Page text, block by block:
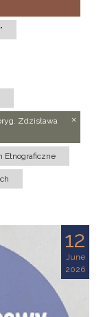
Zdzisława
Etnograficzne
12
June
2026